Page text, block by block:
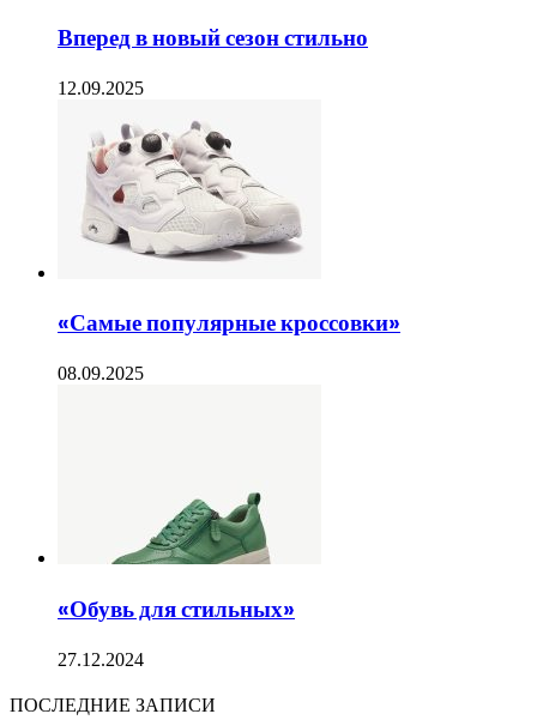
Вперед в новый сезон стильно
12.09.2025
«Самые популярные кроссовки»
08.09.2025
«Обувь для стильных»
27.12.2024
ПОСЛЕДНИЕ ЗАПИСИ